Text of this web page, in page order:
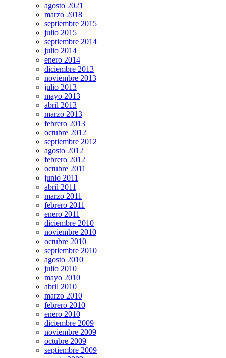
agosto 2021
marzo 2018
septiembre 2015
julio 2015
septiembre 2014
julio 2014
enero 2014
diciembre 2013
noviembre 2013
julio 2013
mayo 2013
abril 2013
marzo 2013
febrero 2013
octubre 2012
septiembre 2012
agosto 2012
febrero 2012
octubre 2011
junio 2011
abril 2011
marzo 2011
febrero 2011
enero 2011
diciembre 2010
noviembre 2010
octubre 2010
septiembre 2010
agosto 2010
julio 2010
mayo 2010
abril 2010
marzo 2010
febrero 2010
enero 2010
diciembre 2009
noviembre 2009
octubre 2009
septiembre 2009